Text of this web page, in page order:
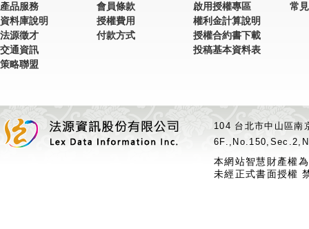
產品服務
資料庫說明
法源徵才
交通資訊
策略聯盟
會員條款
授權費用
付款方式
啟用授權專區
權利金計算說明
授權合約書下載
投稿基本資料表
常
104 台北市中山區
本網站智慧財產權
未經正式書面授權